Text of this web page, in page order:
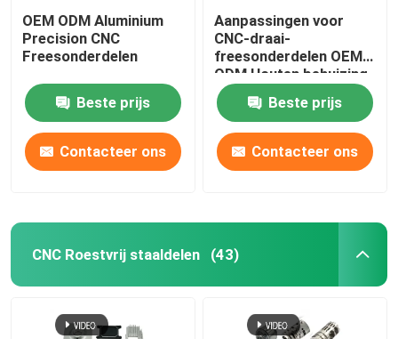
OEM ODM Aluminium
Precision CNC
Freesonderdelen
Beste prijs
Contacteer ons
Aanpassingen voor
CNC-draai-
freesonderdelen OEM
ODM Houten behuizing
Beste prijs
Contacteer ons
CNC Roestvrij staaldelen (43)